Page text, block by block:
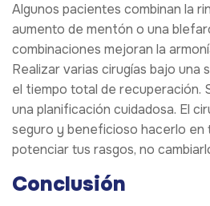
Algunos pacientes combinan la
aumento de mentón o una
combinaciones mejoran la
Realizar varias cirugías bajo una
el tiempo total de recuperación.
una planificación cuidadosa. El
seguro y beneficioso hacerlo en
potenciar tus rasgos, no
Conclusión